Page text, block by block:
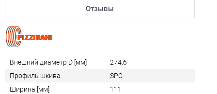
Отзывы
Внешний диаметр D [мм]
274,6
Профиль шкива
SPC
Ширина [мм]
111